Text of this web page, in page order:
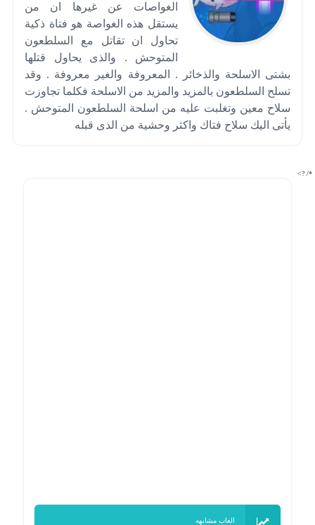
الغواصات عن غيرها ان من
يستقل هذه الغواصة هو فتاة ذكية
تحاول ان تقاتل مع السلطعون
المتوحش . والذى يحاول قتلها
بشتى الاسلحة والذخائر . المعروفة والغير معروفة . وقد
تسلح السلطعون بالمزيد والمزيد من الاسلحة فكلما تجاوزت
سلاح معين وتغلبت عليه من اسلحة السلطعون المتوحش .
يأتى اليك سلاح فتاك واكثر وحشية من الذى قبله
*/ ?>
العاب مشابهه